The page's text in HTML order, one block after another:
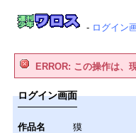
- ログイン
ERROR: この操作は、
ログイン画面
作品名 獏